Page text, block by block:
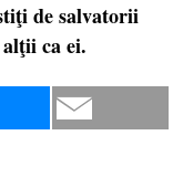
de salvatorii
ca ei.